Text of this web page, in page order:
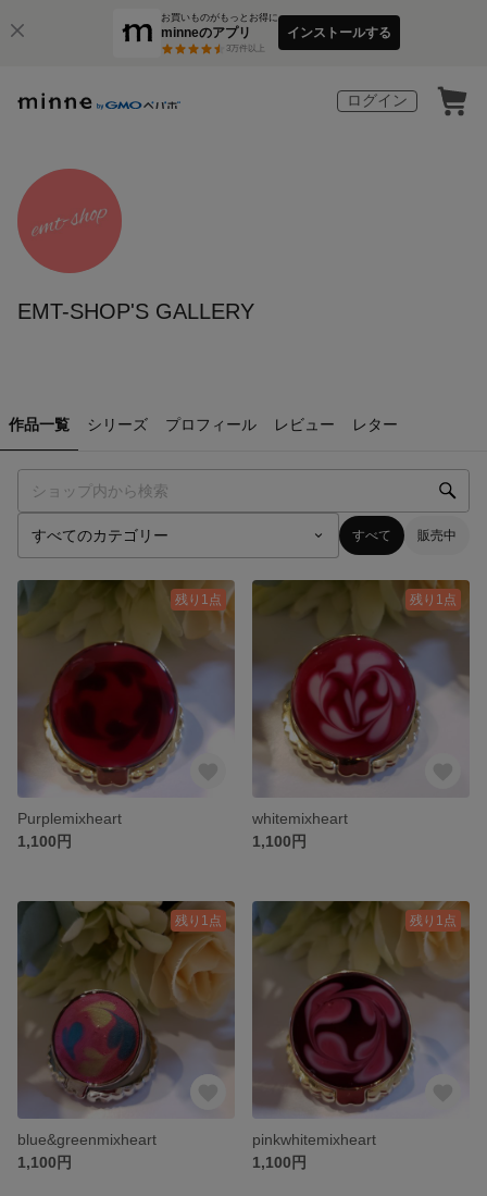
お買いものがもっとお得に
minneのアプリ
3万件以上
インストールする
ログイン
EMT-SHOP'S GALLERY
作品一覧 シリーズ プロフィール レビュー レター
すべて 販売中
残り1点
Purplemixheart
1,100円
残り1点
whitemixheart
1,100円
残り1点
blue&greenmixheart
1,100円
残り1点
pinkwhitemixheart
1,100円